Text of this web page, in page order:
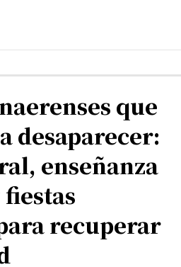
que
desaparecer:
enseñanza
recuperar